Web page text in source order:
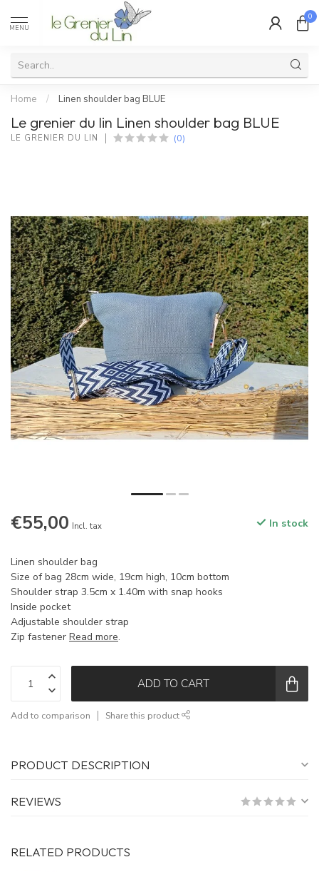
MENU
0
Home / Linen shoulder bag BLUE
Le grenier du lin Linen shoulder bag BLUE
LE GRENIER DU LIN (0)
€55,00 Incl. tax In stock
Linen shoulder bag
Size of bag 28cm wide, 19cm high, 10cm bottom
Shoulder strap 3.5cm x 1.40m with snap hooks
Inside pocket
Adjustable shoulder strap
Zip fastener Read more.
ADD TO CART
Add to comparison Share this product
PRODUCT DESCRIPTION
REVIEWS
RELATED PRODUCTS